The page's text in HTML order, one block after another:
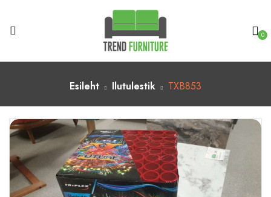
0
Esileht Ilutulestik TXB853